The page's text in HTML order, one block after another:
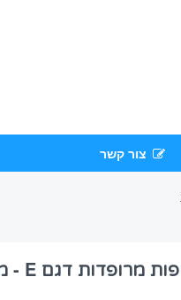
צור קשר